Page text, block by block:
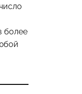
более